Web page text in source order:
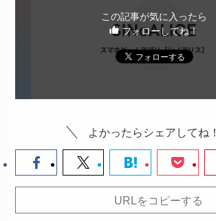
この記事が気に入ったら
フォローしてね！
よかったらシェアしてね！
URLをコピーする